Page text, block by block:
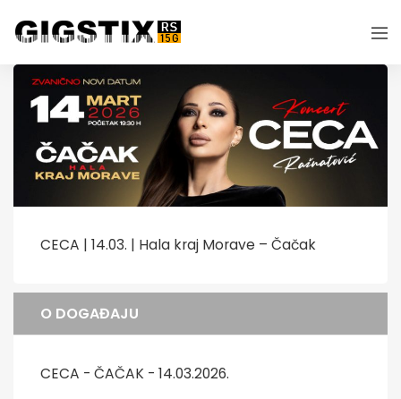
CECA | 14.03. | Hala kraj Morave – Čačak
O DOGAĐAJU
CECA - ČAČAK - 14.03.2026.